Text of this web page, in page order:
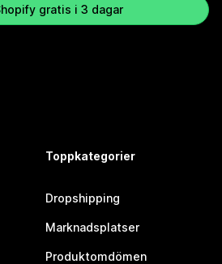
gratis i 3 dagar
Toppkategorier
Dropshipping
Marknadsplatser
Produktomdömen